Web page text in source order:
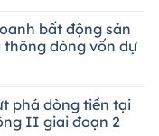
bất động sản
thông dòng vốn dự
phá dòng tiền tại
II giai đoạn 2